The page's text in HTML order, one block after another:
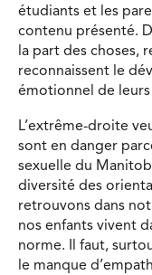
étudiants et les
contenu présenté.
la part des choses,
reconnaissent le
émotionnel de
L’extrême-droite
sont en danger
sexuelle du
diversité des
retrouvons dans
nos enfants vivent
norme. Il faut,
le manque